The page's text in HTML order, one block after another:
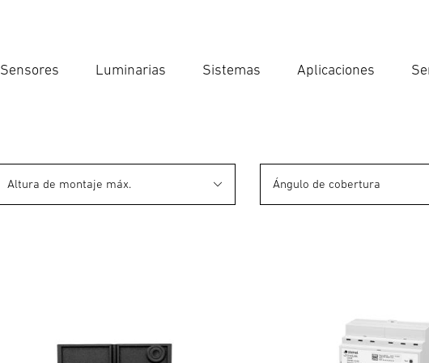
Sensores Luminarias Sistemas Aplicaciones
Altura de montaje máx. Ángulo de cobertura